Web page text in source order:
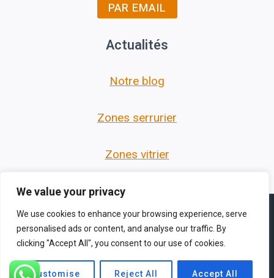
We value your privacy
We use cookies to enhance your browsing experience, serve
personalised ads or content, and analyse our traffic. By
clicking "Accept All", you consent to our use of cookies.
Customise Reject All Accept All
PAR EMAIL
Actualités
Notre blog
Zones serrurier
Zones vitrier
© 2026 Les Serruriers des Hauts de France -
Thème WordPress par
Kadence WP